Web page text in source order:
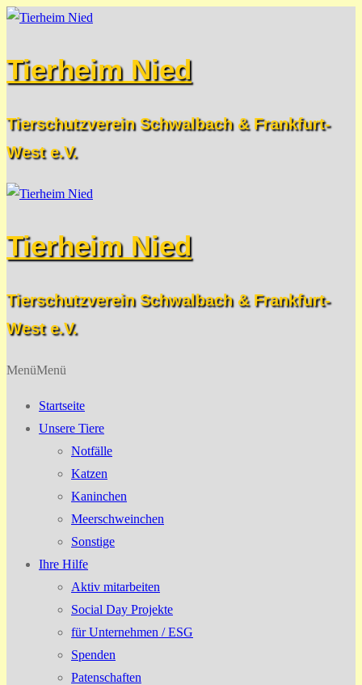
Zum
springen
Menü
Schließen
Tierheim Nied
Tierschutzverein Schwalbach & Frankfurt-
West e.V.
Tierheim Nied
Tierschutzverein Schwalbach & Frankfurt-
West e.V.
MenüMenü
Startseite
Unsere Tiere
Notfälle
Katzen
Kaninchen
Meerschweinchen
Sonstige
Ihre Hilfe
Aktiv mitarbeiten
Social Day Projekte
für Unternehmen / ESG
Spenden
Patenschaften